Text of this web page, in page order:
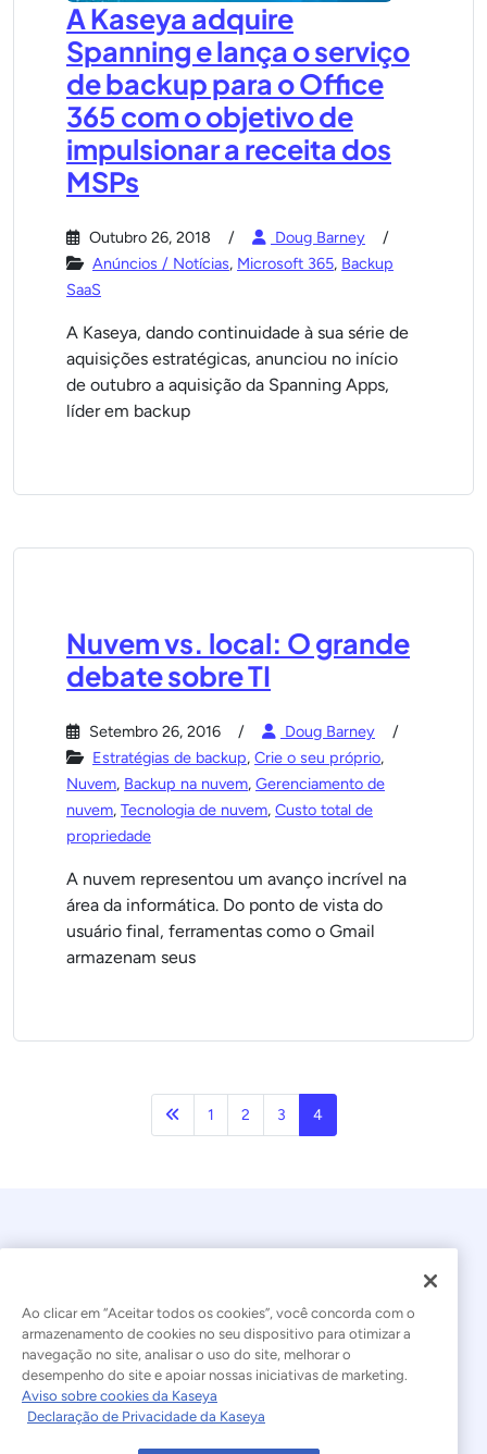
A Kaseya adquire
Spanning e lança o serviço
de backup para o Office
365 com o objetivo de
impulsionar a receita dos
MSPs
Outubro 26, 2018
Doug Barney
Anúncios / Notícias, Microsoft 365, Backup
SaaS
A Kaseya, dando continuidade à sua série de
aquisições estratégicas, anunciou no início
de outubro a aquisição da Spanning Apps,
líder em backup
Nuvem vs. local: O grande
debate sobre TI
Setembro 26, 2016
Doug Barney
Estratégias de backup, Crie o seu próprio,
Nuvem, Backup na nuvem, Gerenciamento de
nuvem, Tecnologia de nuvem, Custo total de
propriedade
A nuvem representou um avanço incrível na
área da informática. Do ponto de vista do
usuário final, ferramentas como o Gmail
armazenam seus
Anterior
1 2 3 4
© 2026 Kaseya. Todos os direitos reservados.
Português Brasileiro
Declaração sobre a Escravidão Moderna
Ao clicar em “Aceitar todos os cookies”, você concorda com o
armazenamento de cookies no seu dispositivo para otimizar a
navegação no site, analisar o uso do site, melhorar o
desempenho do site e apoiar nossas iniciativas de marketing.
Aviso sobre cookies da Kaseya
Declaração de Privacidade da Kaseya